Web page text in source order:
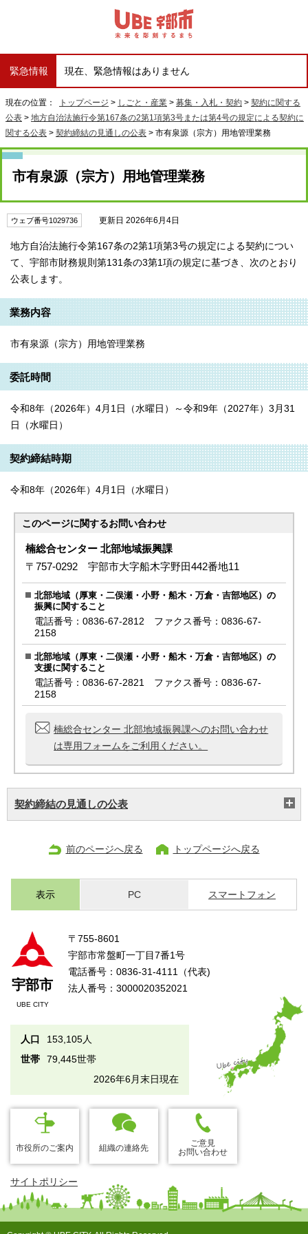
緊急情報 現在、緊急情報はありません
現在の位置： トップページ > しごと・産業 > 募集・入札・契約 > 契約に関する
公表 > 地方自治法施行令第167条の2第1項第3号または第4号の規定による契約に
関する公表 > 契約締結の見通しの公表 > 市有泉源（宗方）用地管理業務
市有泉源（宗方）用地管理業務
ウェブ番号1029736 更新日 2026年6月4日
地方自治法施行令第167条の2第1項第3号の規定による契約につい
て、宇部市財務規則第131条の3第1項の規定に基づき、次のとおり
公表します。
業務内容
市有泉源（宗方）用地管理業務
委託時間
令和8年（2026年）4月1日（水曜日）～令和9年（2027年）3月31
日（水曜日）
契約締結時期
令和8年（2026年）4月1日（水曜日）
このページに関するお問い合わせ
楠総合センター 北部地域振興課
〒757-0292 宇部市大字船木字野田442番地11
北部地域（厚東・二俣瀬・小野・船木・万倉・吉部地区）の
振興に関すること
電話番号：0836-67-2812 ファクス番号：0836-67-
2158
北部地域（厚東・二俣瀬・小野・船木・万倉・吉部地区）の
支援に関すること
電話番号：0836-67-2821 ファクス番号：0836-67-
2158
楠総合センター 北部地域振興課へのお問い合わせ
は専用フォームをご利用ください。
契約締結の見通しの公表
前のページへ戻る トップページへ戻る
表示 PC スマートフォン
宇部市
UBE CITY
〒755-8601
宇部市常盤町一丁目7番1号
電話番号：0836-31-4111（代表)
法人番号：3000020352021
人口
153,105人
世帯
79,445世帯
2026年6月末日現在
市役所のご案内 組織の連絡先
ご意見
お問い合わせ
サイトポリシー